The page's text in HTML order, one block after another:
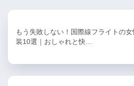
もう失敗しない！国際線フライトの女
装10選｜おしゃれと快…